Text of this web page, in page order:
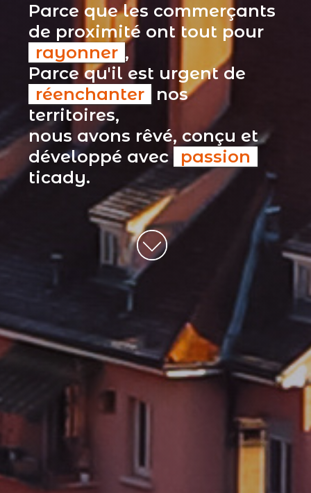
Parce que les commerçants
de proximité ont tout pour
rayonner ,
Parce qu'il est urgent de
réenchanter
nos
territoires,
nous avons rêvé, conçu et
développé avec passion
ticady.